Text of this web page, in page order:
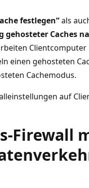
festlegen“als
Caches
einen gehosteten
Cachemodus.
auf
Firewall